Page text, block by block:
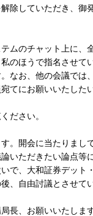
除していただき、御
ムのチャット上に、
のほうで指名させて
なお、他の会議では
てにお願いいたした
ださい。
。開会に当たりまし
いただきたい論点等
で、大和証券デット
、自由討議とさせて
長、お願いいたします